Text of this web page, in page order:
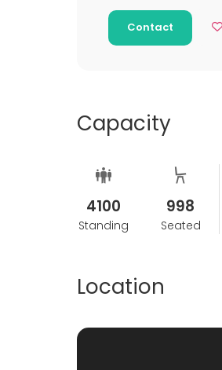
ser frem til at hjælpe
Contact
Capacity
4100
Standing
998
Seated
Location